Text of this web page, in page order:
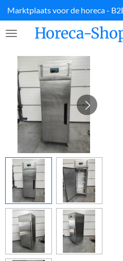
Ga
direct
naar
hoofdinhoud
Horeca-
Marktplaats voor de horeca -